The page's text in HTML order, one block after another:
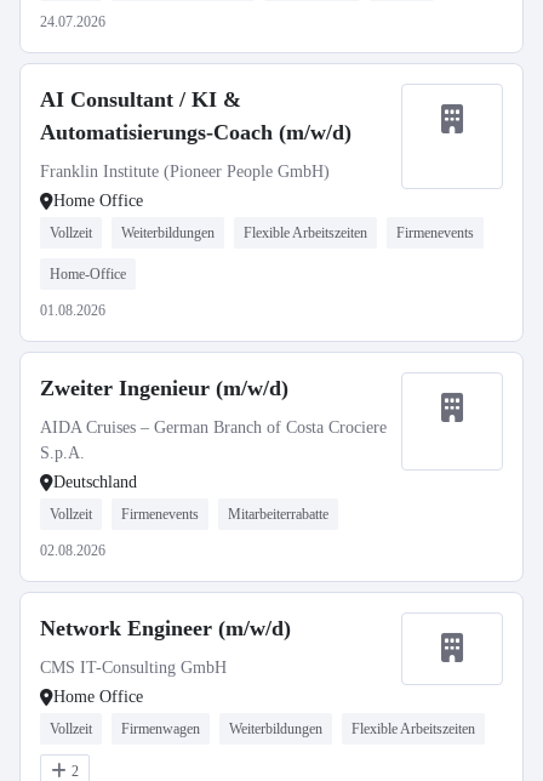
24.07.2026
AI Consultant / KI &
Automatisierungs-Coach (m/w/d)
Franklin Institute (Pioneer People GmbH)
Home Office
Vollzeit Weiterbildungen Flexible Arbeitszeiten Firmenevents
Home-Office
01.08.2026
Zweiter Ingenieur (m/w/d)
AIDA Cruises – German Branch of Costa Crociere
S.p.A.
Deutschland
Vollzeit Firmenevents Mitarbeiterrabatte
02.08.2026
Network Engineer (m/w/d)
CMS IT-Consulting GmbH
Home Office
Vollzeit Firmenwagen Weiterbildungen Flexible Arbeitszeiten
2